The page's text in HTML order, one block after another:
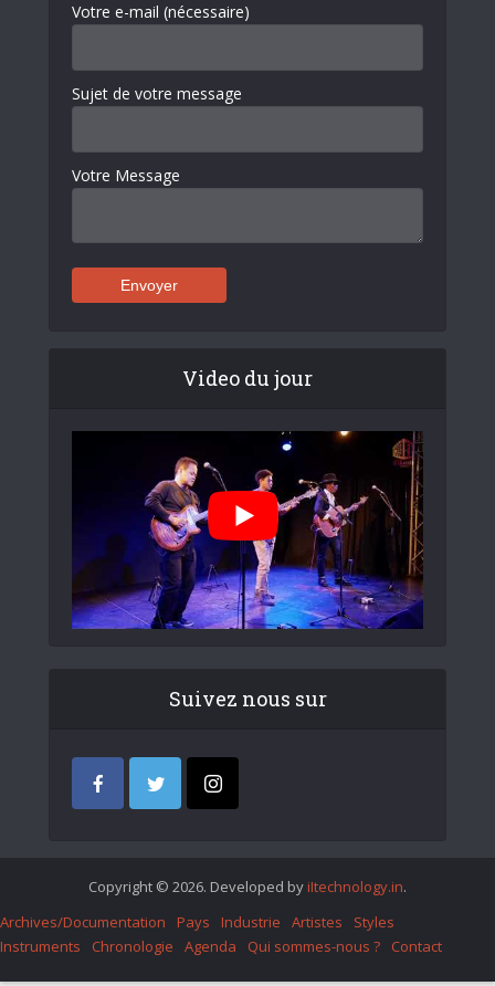
Votre e-mail (nécessaire)
Sujet de votre message
Votre Message
Video du jour
Suivez nous sur
Copyright © 2026. Developed by iItechnology.in.
Archives/Documentation
Pays Industrie Artistes
Styles
Instruments
Chronologie Agenda Qui sommes-nous ? Contact